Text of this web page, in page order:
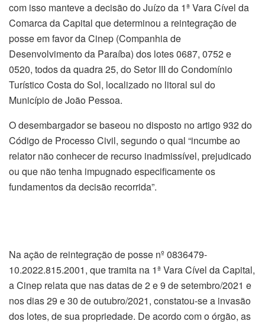
com isso manteve a decisão do Juízo da 1ª Vara Cível da
Comarca da Capital que determinou a reintegração de
posse em favor da Cinep (Companhia de
Desenvolvimento da Paraíba) dos lotes 0687, 0752 e
0520, todos da quadra 25, do Setor III do Condomínio
Turístico Costa do Sol, localizado no litoral sul do
Município de João Pessoa.
O desembargador se baseou no disposto no artigo 932 do
Código de Processo Civil, segundo o qual “incumbe ao
relator não conhecer de recurso inadmissível, prejudicado
ou que não tenha impugnado especificamente os
fundamentos da decisão recorrida”.
Na ação de reintegração de posse nº 0836479-
10.2022.815.2001, que tramita na 1ª Vara Cível da Capital,
a Cinep relata que nas datas de 2 e 9 de setembro/2021 e
nos dias 29 e 30 de outubro/2021, constatou-se a invasão
dos lotes, de sua propriedade. De acordo com o órgão, as